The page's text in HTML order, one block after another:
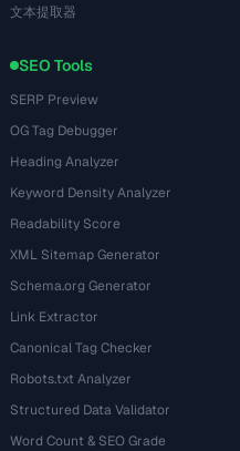
文本提取器
SEO Tools
SERP Preview
OG Tag Debugger
Heading Analyzer
Keyword Density Analyzer
Readability Score
XML Sitemap Generator
Schema.org Generator
Link Extractor
Canonical Tag Checker
Robots.txt Analyzer
Structured Data Validator
Word Count & SEO Grade